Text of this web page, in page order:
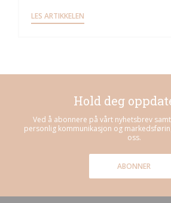
LES ARTIKKELEN
Hold deg
Ved å abonnere på vårt nyhetsbrev
personlig kommunikasjon og
oss.
ABONNER